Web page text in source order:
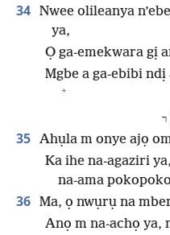
34 Nwee olileanya
ya,
Ọ ga-emekwara gị
Mgbe a ga-ebibi
+
35 Ahụla m onye ajọ
Ka ihe na-agaziri
na-ama
36 Ma, ọ nwụrụ na
Anọ m na-achọ ya,